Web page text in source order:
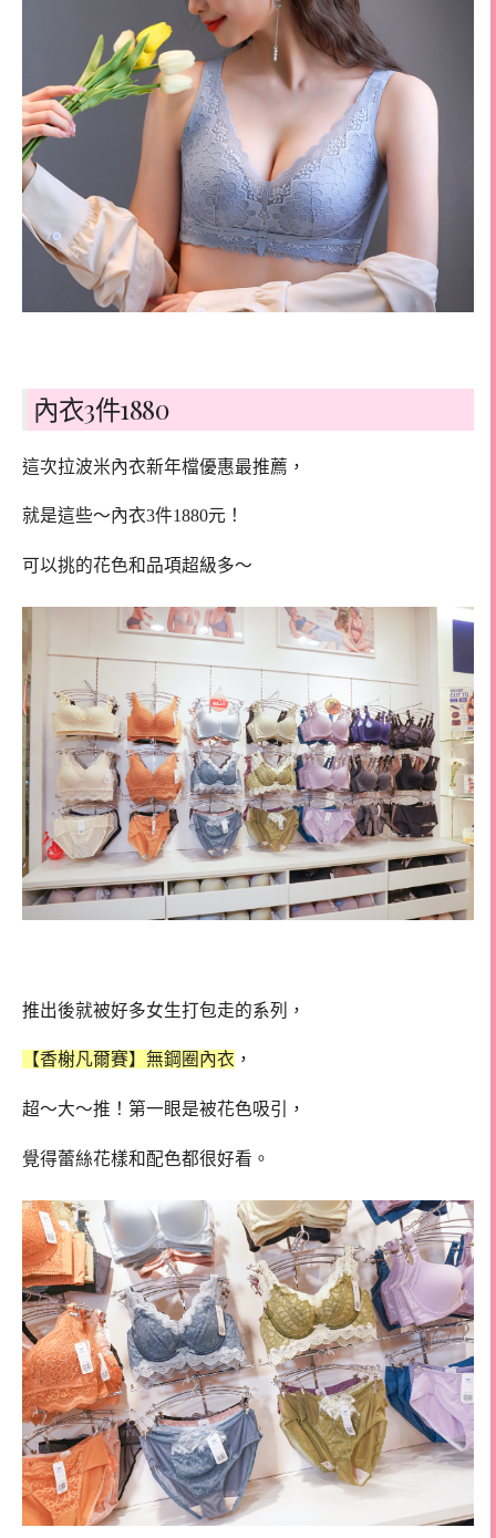
內衣3件1880
這次拉波米內衣新年檔優惠最推薦，
就是這些～內衣3件1880元！
可以挑的花色和品項超級多～
推出後就被好多女生打包走的系列，
【香榭凡爾賽】無鋼圈內衣 ，
超～大～推！第一眼是被花色吸引，
覺得蕾絲花樣和配色都很好看。